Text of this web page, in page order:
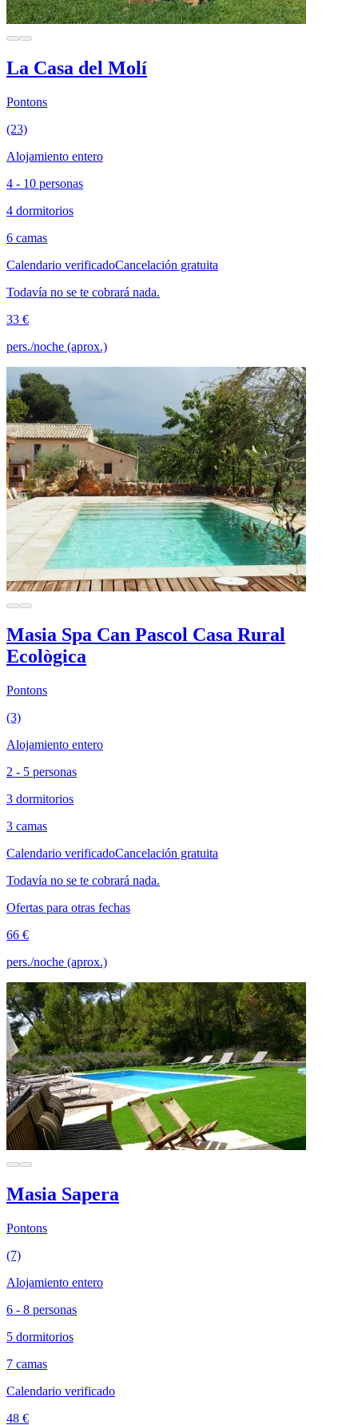
La Casa del Molí
Pontons
(23)
Alojamiento entero
4 - 10 personas
4 dormitorios
6 camas
Calendario verificadoCancelación gratuita
Todavía no se te cobrará nada.
33 €
pers./noche (aprox.)
Masia Spa Can Pascol Casa Rural
Ecològica
Pontons
(3)
Alojamiento entero
2 - 5 personas
3 dormitorios
3 camas
Calendario verificadoCancelación gratuita
Todavía no se te cobrará nada.
Ofertas para otras fechas
66 €
pers./noche (aprox.)
Masia Sapera
Pontons
(7)
Alojamiento entero
6 - 8 personas
5 dormitorios
7 camas
Calendario verificado
48 €